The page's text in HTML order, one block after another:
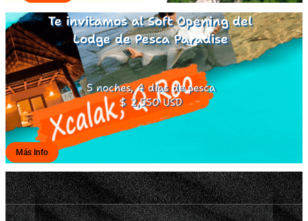
Te invitamos al Soft Opening del
Lodge de Pesca Paradise
5 noches, 4 días de pesca
$ 2,550 USD
Más Info